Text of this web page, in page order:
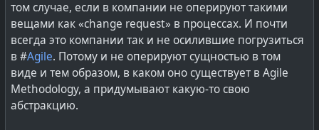
крайне глупо пытаться стрясти денег с общества за то
самое, что отдавалось в общественно-публичное
владение.
Сколько людей в казино, на бирже или завсегдатаев
букмекеров мнят себя избранными, кому повезёт
потому что они ... что-то знают, чувствуют, якобы
том случае, если в компании не оперируют такими
вещами как «change request» в процессах. И почти
всегда это компании так и не осилившие погрузиться
в #Agile. Потому и не оперируют сущностью в том
виде и тем образом, в каком оно существует в Agile
Methodology, а придумывают какую-то свою
абстракцию.